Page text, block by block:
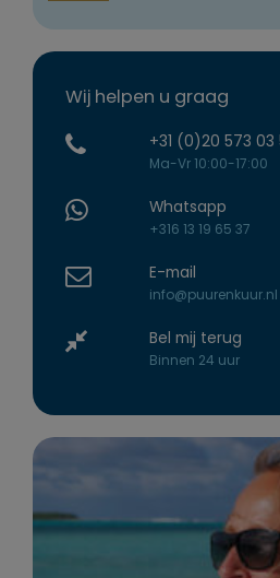
Wij helpen u graag
+31 (0)20 573 03
Ma-Vr 10:00-17:00
Whatsapp
+316 13 19 65 37
E-mail
info@puurenkuur.nl
Bel mij terug
Binnen 24 uur